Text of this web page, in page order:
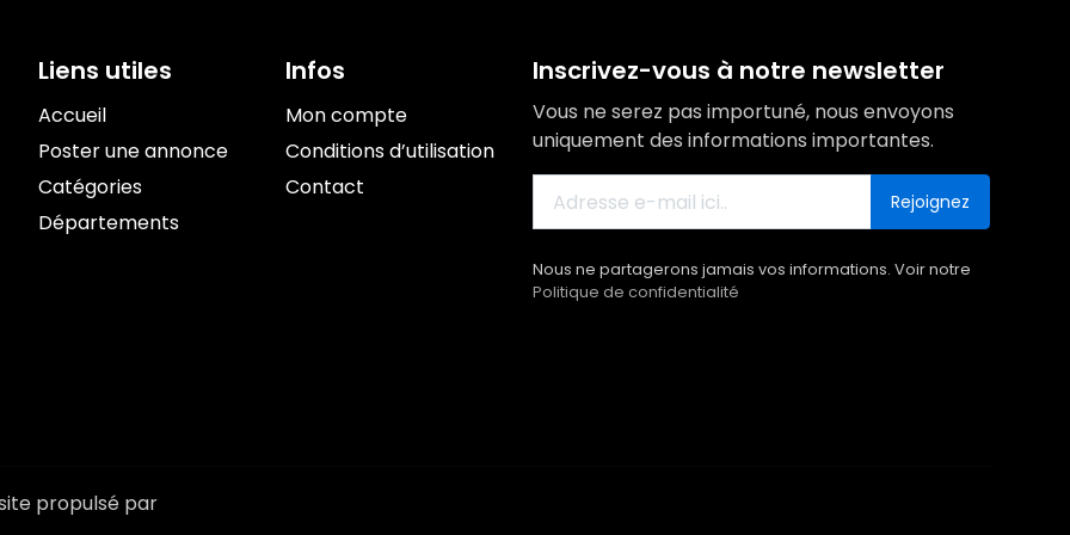
Liens utiles
Accueil
Poster une annonce
Catégories
Départements
Infos
Mon compte
Conditions d’utilisation
Contact
Inscrivez-vous à notre newsletter
Vous ne serez pas importuné, nous envoyons
uniquement des informations importantes.
Rejoignez
Nous ne partagerons jamais vos informations. Voir notre
Politique de confidentialité
propulsé par